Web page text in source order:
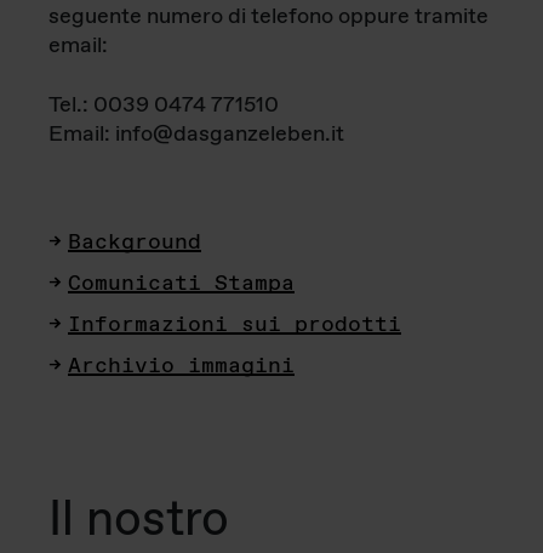
seguente numero di telefono oppure tramite
email:
Tel.: 0039 0474 771510
Email: info@dasganzeleben.it
Background
Comunicati Stampa
Informazioni sui prodotti
Archivio immagini
Il nostro